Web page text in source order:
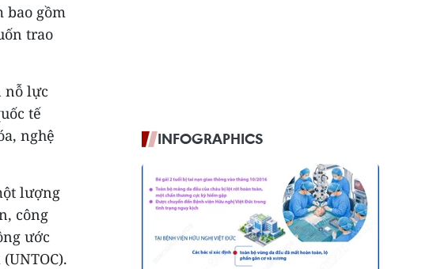
bao gồm
trao
nỗ lực
tế
nghệ
lượng
công
ước
INFOGRAPHICS